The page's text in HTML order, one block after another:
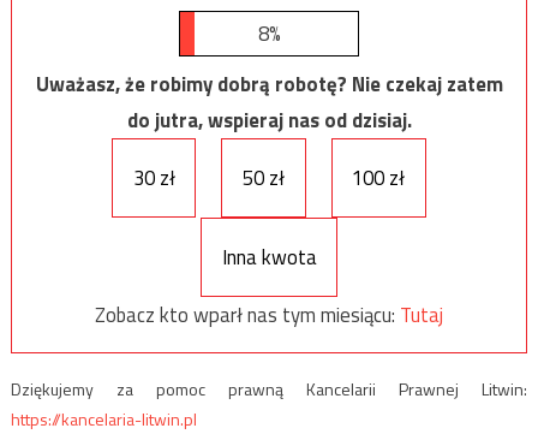
8%
Uważasz, że robimy dobrą robotę? Nie czekaj zatem
do jutra, wspieraj nas od dzisiaj.
30 zł
50 zł 100 zł
Inna kwota
Zobacz kto wparł nas tym miesiącu: Tutaj
Dziękujemy za pomoc prawną Kancelarii Prawnej Litwin:
https://kancelaria-litwin.pl